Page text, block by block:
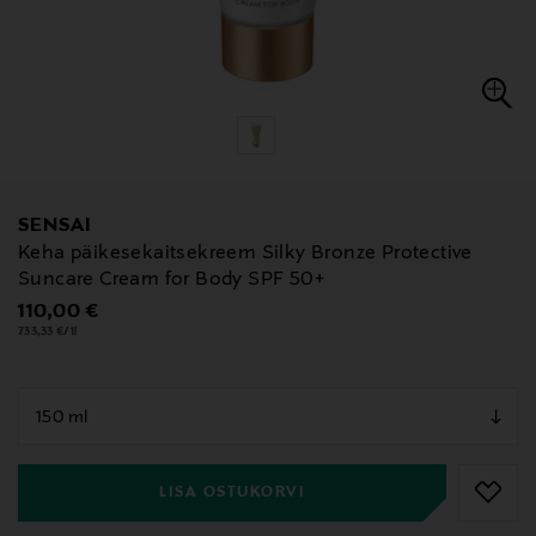
SENSAI
Keha päikesekaitsekreem Silky Bronze Protective
Suncare Cream for Body SPF 50+
Original Price
110,00 €
733,33 €/1l
LISA OSTUKORVI